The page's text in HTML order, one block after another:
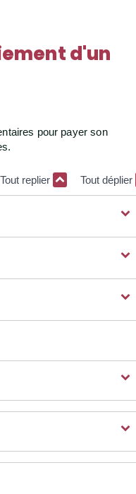
d'un
pour payer son
Tout replier Tout déplier